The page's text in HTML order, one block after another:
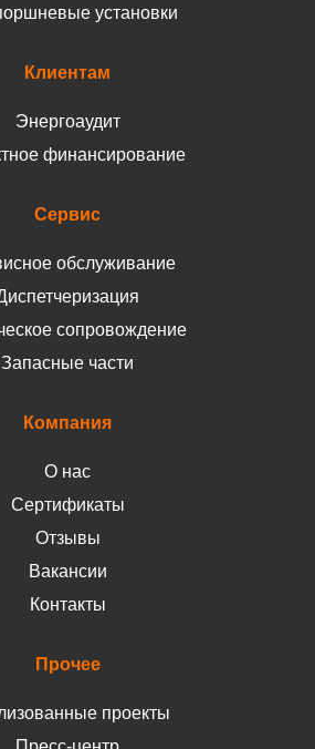
установки
Клиентам
Энергоаудит
финансирование
Сервис
обслуживание
сопровождение
Запасные части
Компания
О нас
Сертификаты
Отзывы
Вакансии
Контакты
Прочее
проекты